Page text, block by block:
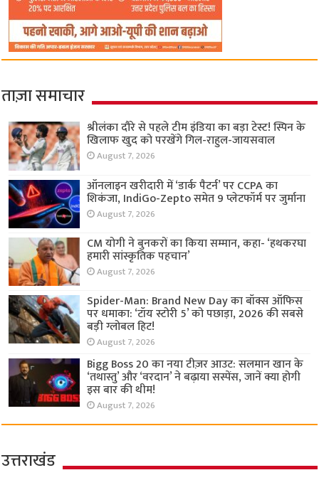
ताज़ा समाचार
श्रीलंका दौरे से पहले टीम इंडिया का बड़ा टेस्ट! स्पिन के
खिलाफ खुद को परखेंगे गिल-राहुल-जायसवाल
August 7, 2026
ऑनलाइन खरीदारी में ‘डार्क पैटर्न’ पर CCPA का
शिकंजा, IndiGo-Zepto समेत 9 प्लेटफॉर्म पर जुर्माना
August 7, 2026
CM योगी ने बुनकरों का किया सम्मान, कहा- ‘हथकरघा
हमारी सांस्कृतिक पहचान’
August 7, 2026
Spider-Man: Brand New Day का बॉक्स ऑफिस
पर धमाका: ‘टॉय स्टोरी 5’ को पछाड़ा, 2026 की सबसे
बड़ी ग्लोबल हिट!
August 7, 2026
Bigg Boss 20 का नया टीज़र आउट: सलमान खान के
‘तथास्तु’ और ‘वरदान’ ने बढ़ाया सस्पेंस, जानें क्या होगी
इस बार की थीम!
August 7, 2026
उत्तराखंड